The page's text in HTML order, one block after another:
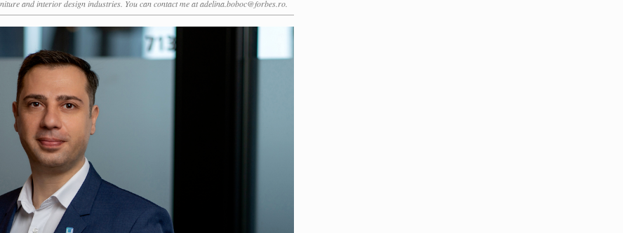
and interior design industries. You can contact me at adelina.boboc@forbes.ro.